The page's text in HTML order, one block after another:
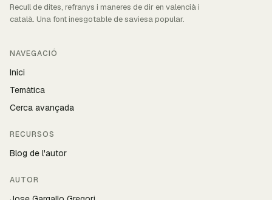
Recull de dites, refranys i maneres de dir en valencià i
català. Una font inesgotable de saviesa popular.
NAVEGACIÓ
Inici
Temàtica
Cerca avançada
RECURSOS
Blog de l'autor
AUTOR